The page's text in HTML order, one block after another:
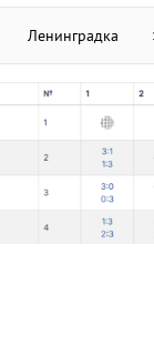
Ленинградка